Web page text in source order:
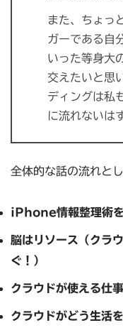
また、ちょっ
ガーである自
いった等身大
交えたいと思
ディングは私
に流れないは
全体的な話の流れと
iPhone情報整理術を
脳はリソース（クラ
ぐ！）
クラウドが使える仕
クラウドがどう生活